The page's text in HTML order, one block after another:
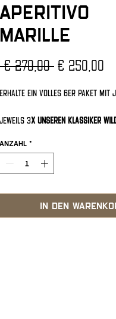
Aperitivo
Marille
€ 270,00 € 250,00
Erhalte ein volles 6er Paket mit
Jeweils 3X unseren Klassiker
Aperitivo Marille
---------
Versand:
Anzahl *
IN DEN